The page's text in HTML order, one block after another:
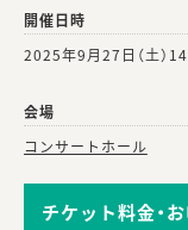
開催日時
2025年9月27日（土）
会場
コンサートホール
チケット料金・